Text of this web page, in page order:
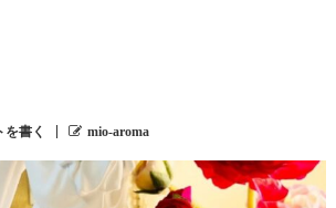
を書く mio-aroma